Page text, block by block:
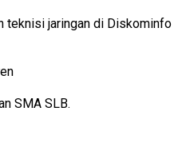
teknisi jaringan di Diskominfo
SMA SLB.